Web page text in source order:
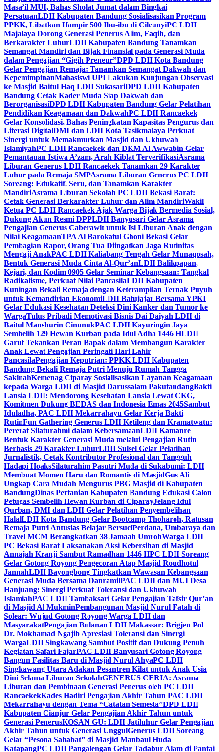
Masa’il MUI, Bahas Sholat Jumat dalam Bingkai
PersatuanLDII Kabupaten Bandung Sosialisasikan Program
PPKK, Libatkan Hampir 500 Ibu-ibu di CileunyiPC LDII
Majalaya Dorong Generasi Penerus Alim, Faqih, dan
Berkarakter LuhurLDII Kabupaten Bandung Tanamkan
Semangat Mandiri dan Bijak Finansial pada Generasi Muda
dalam Pengajian “Gigih Preneur”DPD LDII Kota Bandung
Gelar Pengajian Remaja: Tanamkan Semangat Dakwah dan
KepemimpinanMahasiswi UPI Lakukan Kunjungan Observasi
ke Masjid Baitul Haq LDII SukasariDPD LDII Kabupaten
Bandung Cetak Kader Muda Siap Dakwah dan
BerorganisasiDPD LDII Kabupaten Bandung Gelar Pelatihan
Pendidikan Keagamaan dan DakwahPC LDII Rancaekek
Gelar Konsolidasi, Bahas Peningkatan Kapasitas Pengurus dan
Literasi DigitalDMI dan LDII Kota Tasikmalaya Perkuat
Sinergi untuk Memakmurkan Masjid dan Ukhuwah
IslamiyahPC LDII Rancaekek dan DKM Al Awwabin Gelar
Pemantauan Istiwa A’zam, Arah Kiblat TerverifikasiAsrama
Liburan Generus LDII Rancaekek Tanamkan 29 Karakter
Luhur pada Remaja SMPAsrama Liburan Generus PC LDII
Soreang: Edukatif, Seru, dan Tanamkan Karakter
MandiriAsrama Liburan Sekolah PC LDII Bekasi Barat:
Cetak Generasi Berkarakter Luhur dan Alim MandiriWakil
Ketua PC LDII Rancaekek Ajak Warga Bijak Bermedia Sosial,
Dukung Akun Resmi DPPLDII Banyusari Gelar Asrama
Pengajian Generus Caberawit untuk Isi Liburan Anak dengan
Nilai KeagamaanTPA Al Barokatul Ghoni Bekasi Gelar
Pembagian Rapor, Orang Tua Diingatkan Jaga Rutinitas
Mengaji AnakPAC LDII Kaliabang Tengah Gelar Munaqosah,
Bentuk Generasi Muda Cinta Al-Qur’anLDII Balikpapan,
Kejari, dan Kodim 0905 Gelar Seminar Kebangsaan: Tangkal
Radikalisme, Perkuat Nilai PancasilaLDII Kabupaten
Kuningan Bekali Remaja dengan Keterampilan Ternak Puyuh
untuk Kemandirian EkonomiLDII Batujajar Bersama YPKI
Gelar Edukasi Kesehatan Deteksi Dini Kanker dan Tumor ke
WargaTulus Pribadi Memotivasi Bisnis Dai Daiyah LDII di
Baitul Manshurin CinunukPAC LDII Kayuringin Jaya
Sembelih 129 Hewan Kurban pada Idul Adha 1446 HLDII
Garut Tekankan Peran Bapak dalam Membangun Karakter
Anak Lewat Pengajian Peringati Hari Lahir
PancasilaPengajian Keputrian: PPKK LDII Kabupaten
Bandung Bekali Remaja Putri Menuju Rumah Tangga
SakinahKemenag Ciparay Sosialisasikan Layanan Keagamaan
kepada Warga LDII di Masjid Darussalam PakutandangBakti
Lansia LDII: Mendorong Kesehatan Lansia Lewat CKG,
Komitmen Dukung BEDAS dan Indonesia Emas 2045Sambut
Iduladha, PAC LDII Mekarrahayu Gelar Kerja Bakti
RutinFun Gathering Generus LDII Ketileng dan Kramatwatu:
Pererat Silaturahmi dalam KebersamaanLDII Kamanre
Bentuk Karakter Generasi Muda melalui Pengajian Rutin
Berbasis 29 Karakter LuhurLDII Sulsel Gelar Pelatihan
Jurnalistik, Cetak Kontributor Profesional dan Tangguh
Hadapi HoaksSilaturahim Pasutri Muda di Sukabumi: LDII
Membuat Momen Haru dan Romantis di MasjidGus Ali
Ungkap Cara Mudah Mengurus PBG Masjid di Kabupaten
BandungDinas Pertanian Kabupaten Bandung Edukasi Calon
Petugas Sembelih Hewan Kurban di CiparayJelang Idul
Qurban, DMI dan LDII Gelar Pelatihan Penyembelihan
HalalLDII Kota Bandung Gelar Bootcamp Thoharoh, Ratusan
Remaja Putri Antusias Belajar BersuciPerdana, Umbaraya dan
Travel MCM Berangkatkan 38 Jamaah UmrohWarga LDII
PC Bekasi Barat Laksanakan Aksi Kebersihan di Masjid
Annajah Kranji Sambut Ramadhan 1446 HPC LDII Soreang
Gelar Gotong Royong Pengecoran Atap Masjid Roudhotul
JannahLDII Bayongbong Tingkatkan Wawasan Kebangsaan
Generasi Muda Bersama DanramilPAC LDII dan MUI Desa
Hanjuang: Sinergi Perkuat Toleransi dan Ukhuwah
IslamiahPAC LDII Tambaksari Gelar Pengajian Tafsir Qur’an
di Masjid Al MukminPembangunan Masjid Nurul Fatah di
Solear: Wujud Gotong Royong Warga LDII dan
MasyarakatPengajian Bulanan LDII Makassar: Brigjen Pol
Dr. Mokhamad Ngajib Apresiasi Toleransi dan Sinergi
WargaLDII Singkawang Sambut Positif dan Dukung Penuh
Kegiatan Safari FajarPAC LDII Banyusari Gotong Royong
Bangun Fasilitas Baru di Masjid Nurul AhyaPC LDII
Singkawang Utara Adakan Pesantren Kilat untuk Anak Usia
Dini Selama Liburan SekolahGENERUS CERIA: Asrama
Liburan dan Pembinaan Generasi Penerus oleh PC LDII
RancaekekKades Hadiri Pengajian Akhir Tahun PAC LDII
Mekarrahayu dengan Tema “Catatan Semesta”DPD LDII
Kabupaten Cianjur Gelar Pengajian Akhir Tahun untuk
Generasi PenerusKOSAN GU: LDII Jatiluhur Gelar Pengajian
Akhir Tahun untuk Generasi UnggulGenerus LDII Soreang
Gelar “Pesona Sahabat” di Masjid Manbaul Huda
KatapangPC LDII Pangalengan Gelar Tadabur Alam di Pantai